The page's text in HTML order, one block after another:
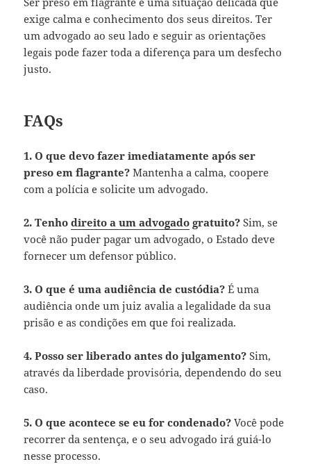
exige calma e conhecimento dos seus direitos. Ter
um advogado ao seu lado e seguir as orientações
legais pode fazer toda a diferença para um desfecho
justo.
FAQs
1. O que devo fazer imediatamente após ser
preso em flagrante? Mantenha a calma, coopere
com a polícia e solicite um advogado.
2. Tenhodireito a um advogado gratuito? Sim, se
você não puder pagar um advogado, o Estado deve
fornecer um defensor público.
3. O que é uma audiência de custódia? É uma
audiência onde um juiz avalia a legalidade da sua
prisão e as condições em que foi realizada.
4. Posso ser liberado antes do julgamento? Sim,
através da liberdade provisória, dependendo do seu
caso.
5. O que acontece se eu for condenado? Você pode
recorrer da sentença, e o seu advogado irá guiá-lo
nesse processo.